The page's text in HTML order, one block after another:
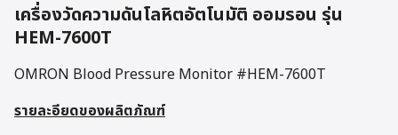
เครื่องวัดความดันโลหิตอัตโนมัติ ออมรอน รุ่น
HEM-7600T
OMRON Blood Pressure Monitor #HEM-7600T
รายละอียดของผลิตภัณฑ์